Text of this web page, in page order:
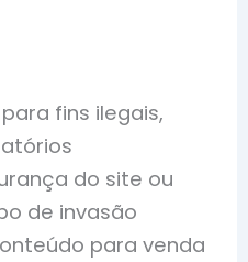
fins ilegais,
do site ou
de invasão
para venda